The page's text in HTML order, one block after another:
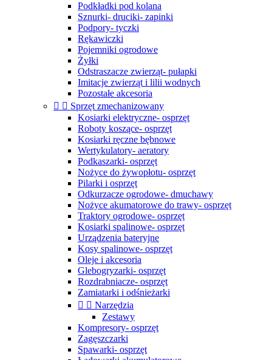
Podkładki pod kolana
Sznurki- druciki- zapinki
Podpory- tyczki
Rękawiczki
Pojemniki ogrodowe
Żyłki
Odstraszacze zwierząt- pułapki
Imitacje zwierząt i lilii wodnych
Pozostałe akcesoria
  Sprzęt zmechanizowany
Kosiarki elektryczne- osprzęt
Roboty koszące- osprzęt
Kosiarki ręczne bębnowe
Wertykulatory- aeratory
Podkaszarki- osprzęt
Nożyce do żywopłotu- osprzęt
Pilarki i osprzęt
Odkurzacze ogrodowe- dmuchawy
Nożyce akumatorowe do trawy- osprzęt
Traktory ogrodowe- osprzęt
Kosiarki spalinowe- osprzęt
Urządzenia bateryjne
Kosy spalinowe- osprzęt
Oleje i akcesoria
Glebogryzarki- osprzęt
Rozdrabniacze- osprzęt
Zamiatarki i odśnieżarki
  Narzędzia
Zestawy
Kompresory- osprzęt
Zagęszczarki
Spawarki- osprzęt